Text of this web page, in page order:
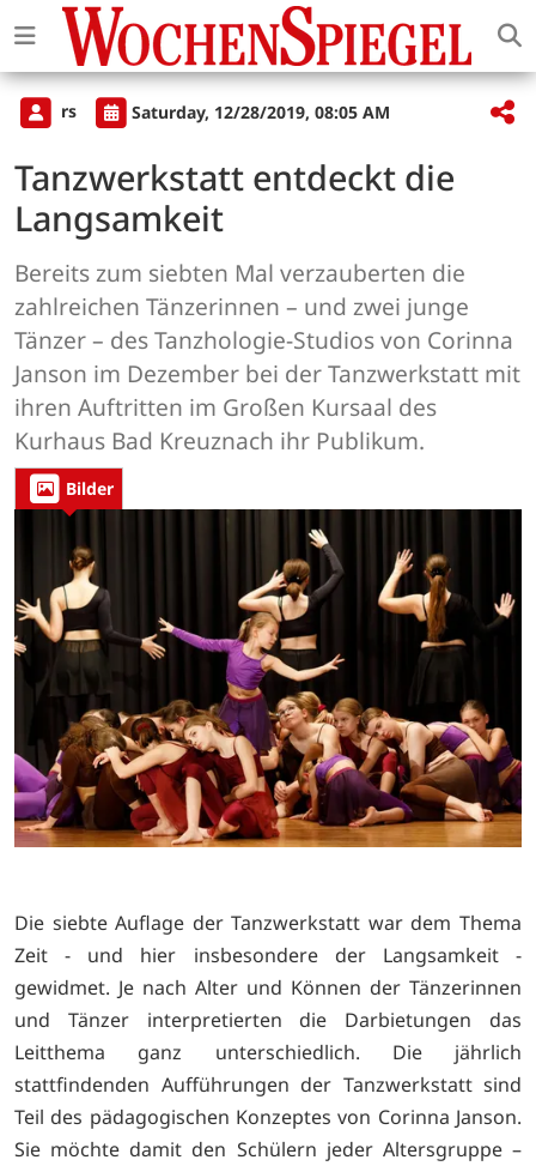
rs Saturday, 12/28/2019, 08:05 AM
Tanzwerkstatt entdeckt die
Langsamkeit
Bereits zum siebten Mal verzauberten die
zahlreichen Tänzerinnen – und zwei junge
Tänzer – des Tanzhologie-Studios von Corinna
Janson im Dezember bei der Tanzwerkstatt mit
ihren Auftritten im Großen Kursaal des
Kurhaus Bad Kreuznach ihr Publikum.
Bilder
Die siebte Auflage der Tanzwerkstatt war dem Thema
Zeit - und hier insbesondere der Langsamkeit -
gewidmet. Je nach Alter und Können der Tänzerinnen
und Tänzer interpretierten die Darbietungen das
Leitthema ganz unterschiedlich. Die jährlich
stattfindenden Aufführungen der Tanzwerkstatt sind
Teil des pädagogischen Konzeptes von Corinna Janson.
Sie möchte damit den Schülern jeder Altersgruppe –